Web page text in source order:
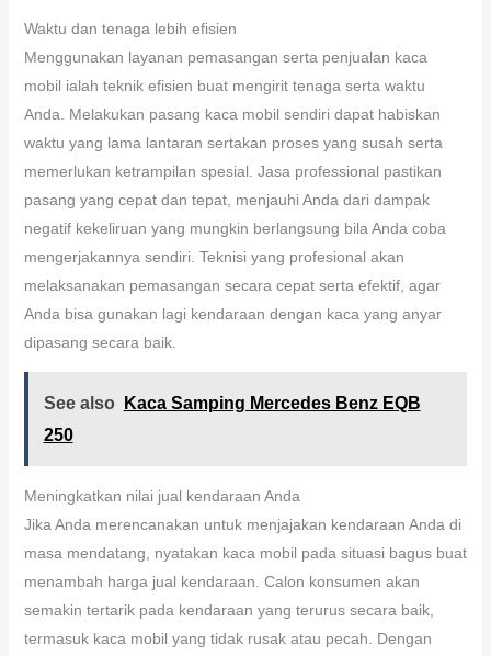
Waktu dan tenaga lebih efisien
Menggunakan layanan pemasangan serta penjualan kaca
mobil ialah teknik efisien buat mengirit tenaga serta waktu
Anda. Melakukan pasang kaca mobil sendiri dapat habiskan
waktu yang lama lantaran sertakan proses yang susah serta
memerlukan ketrampilan spesial. Jasa professional pastikan
pasang yang cepat dan tepat, menjauhi Anda dari dampak
negatif kekeliruan yang mungkin berlangsung bila Anda coba
mengerjakannya sendiri. Teknisi yang profesional akan
melaksanakan pemasangan secara cepat serta efektif, agar
Anda bisa gunakan lagi kendaraan dengan kaca yang anyar
dipasang secara baik.
See also
Kaca Samping Mercedes Benz EQB
250
Meningkatkan nilai jual kendaraan Anda
Jika Anda merencanakan untuk menjajakan kendaraan Anda di
masa mendatang, nyatakan kaca mobil pada situasi bagus buat
menambah harga jual kendaraan. Calon konsumen akan
semakin tertarik pada kendaraan yang terurus secara baik,
termasuk kaca mobil yang tidak rusak atau pecah. Dengan